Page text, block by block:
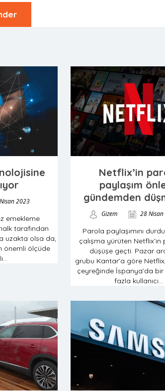
2023
emekleme
tarafından
uzakta olsa da,
önemli ölçüde
Netflix’in
paylaşım
gündemden
Gizem 28
Parola paylaşımını
çalışma yürüten Netflix’in
düşüşe geçti. Pazar
grubu Kantar’a göre
çeyreğinde İspanya’da
fazla kullanıcı...